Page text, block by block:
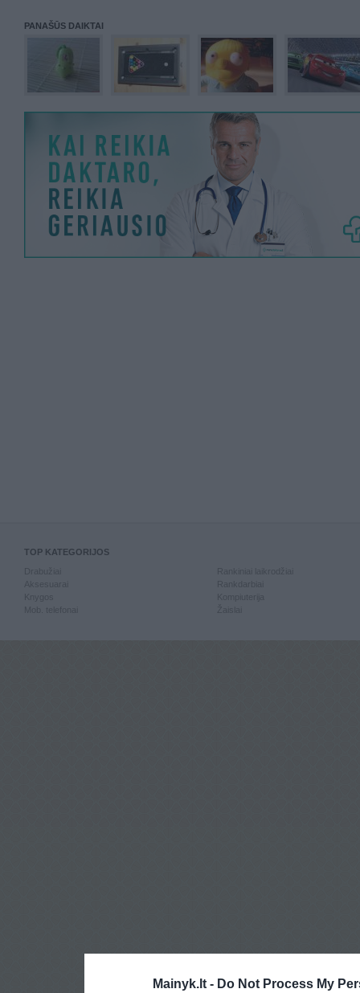
Mainyk.lt - Do Not Process My
PANAŠŪS DAIKTAI
TOP KATEGORIJOS
Knygos
Mob. telefonai
Kompiuterija
Žaislai